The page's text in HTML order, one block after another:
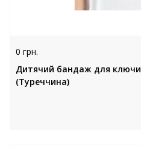
0 грн.
Дитячий бандаж для
(Туреччина)